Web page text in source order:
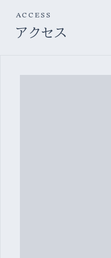
ACCESS
アクセス